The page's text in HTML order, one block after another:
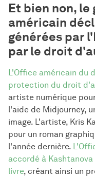
Et bien non,
américain
générées par
par le droit
L'Office américain du
protection du droit
artiste numérique
l'aide de Midjourney,
image. L'artiste, Kris
pour un roman
l'année dernière.
accordé à
livre, créant ainsi un